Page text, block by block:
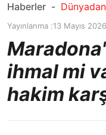
Haberler -
Yayınlanma :13 Mayıs
ihmal mi
hakim